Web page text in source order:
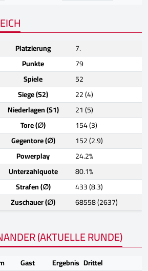
Platzierung
7.
Punkte
79
Spiele
52
Siege (S2)
22 (4)
Niederlagen (S1)
21 (5)
Tore (∅)
154 (3)
Gegentore (∅)
152 (2.9)
Powerplay
24.2%
Unterzahlquote
80.1%
Strafen (∅)
433 (8.3)
Zuschauer (∅) 68558 (2637)
(AKTUELLE RUNDE)
Gast Ergebnis Drittel